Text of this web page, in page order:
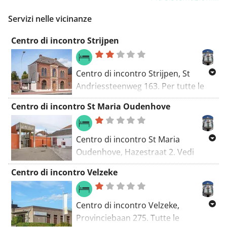
weekend, una settimana corta o
vostre esigenze. È il posto ideale per
chi cerca tranquillità, natura e
comfort in un contesto autentico.
connessione WiFi gratuita.
Servizi nelle vicinanze
Centro di incontro Strijpen
Centro di incontro Strijpen, St
Andriessteenweg 163. Per tutte le
informazioni vedere
https://www.zottegem.be
Centro di incontro St Maria Oudenhove
Centro di incontro St Maria
Oudenhove, Hazestraat 2. Vedi
https://www.zottegem.be
Centro di incontro Velzeke
Centro di incontro Velzeke,
Provinciebaan 275. Tutte le